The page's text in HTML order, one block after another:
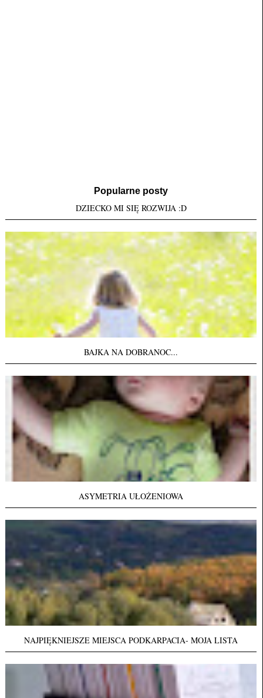
Popularne posty
DZIECKO MI SIĘ ROZWIJA :D
BAJKA NA DOBRANOC...
ASYMETRIA UŁOŻENIOWA
NAJPIĘKNIEJSZE MIEJSCA PODKARPACIA- MOJA LISTA